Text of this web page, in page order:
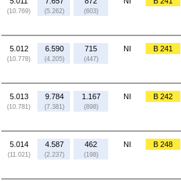
(10.769) (5.262) (603)
5.012
(10.778)
6.590
(4.205)
715
(447)
NI B 241
5.013
(10.781)
9.784
(7.381)
1.167
(898)
NI B 242
5.014
(11.021)
4.587
(2.237)
462
(198)
NI B 248